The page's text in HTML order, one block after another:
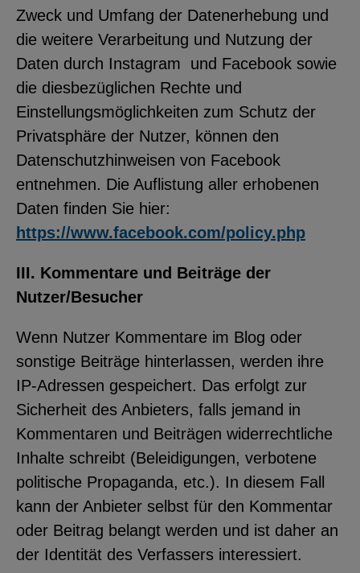
Zweck und Umfang der Datenerhebung und
die weitere Verarbeitung und Nutzung der
Daten durch Instagram und Facebook sowie
die diesbezüglichen Rechte und
Einstellungsmöglichkeiten zum Schutz der
Privatsphäre der Nutzer, können den
Datenschutzhinweisen von Facebook
entnehmen. Die Auflistung aller erhobenen
Daten finden Sie hier:
https://www.facebook.com/policy.php
III. Kommentare und Beiträge der
Nutzer/Besucher
Wenn Nutzer Kommentare im Blog oder
sonstige Beiträge hinterlassen, werden ihre
IP-Adressen gespeichert. Das erfolgt zur
Sicherheit des Anbieters, falls jemand in
Kommentaren und Beiträgen widerrechtliche
Inhalte schreibt (Beleidigungen, verbotene
politische Propaganda, etc.). In diesem Fall
kann der Anbieter selbst für den Kommentar
oder Beitrag belangt werden und ist daher an
der Identität des Verfassers interessiert.